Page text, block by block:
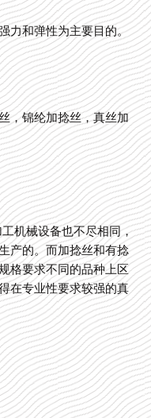
力和弹性为主要目的。
，锦纶加捻丝，真丝加
机械设备也不尽相同，
产的。而加捻丝和有捻
格要求不同的品种上区
在专业性要求较强的真